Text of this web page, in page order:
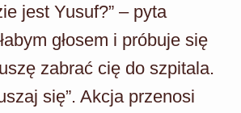
jest Yusuf?” – pyta
głosem i próbuje się
zabrać cię do szpitala.
się”. Akcja przenosi